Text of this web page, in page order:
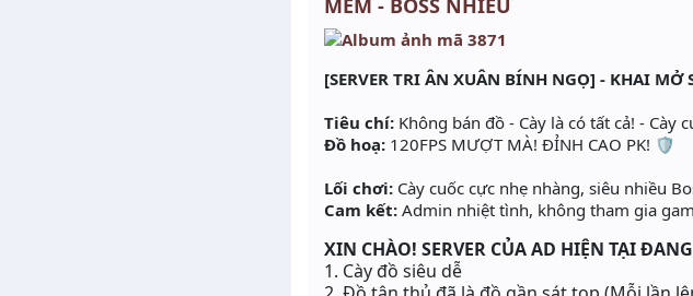
MEM - BOSS NHIỀU
[SERVER TRI ÂN XUÂN BÍNH NGỌ] - KHAI
Tiêu chí: Không bán đồ - Cày là có tất cả! - Cày
Đồ hoạ: 120FPS MƯỢT MÀ! ĐỈNH CAO PK! 🛡️
Lối chơi: Cày cuốc cực nhẹ nhàng, siêu nhiều
Cam kết: Admin nhiệt tình, không tham gia
XIN CHÀO! SERVER CỦA AD HIỆN TẠI
1. Cày đồ siêu dễ